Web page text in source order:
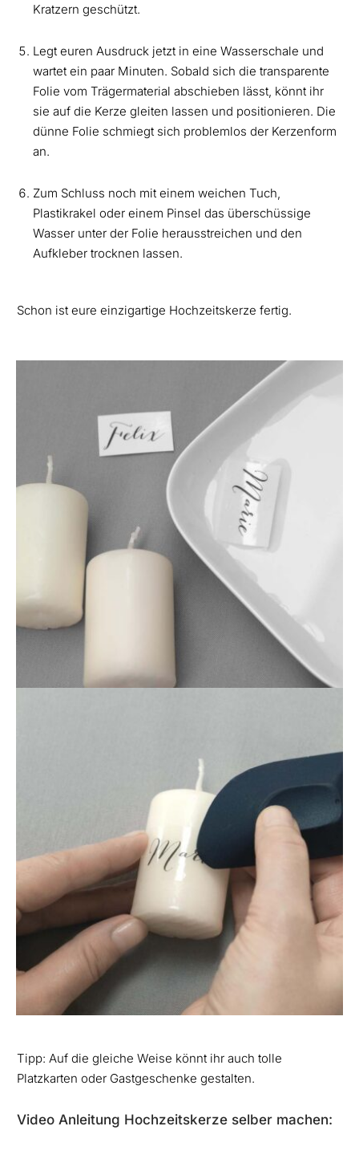
Kratzern geschützt.
Legt euren Ausdruck jetzt in eine Wasserschale und
wartet ein paar Minuten. Sobald sich die transparente
Folie vom Trägermaterial abschieben lässt, könnt ihr
sie auf die Kerze gleiten lassen und positionieren. Die
dünne Folie schmiegt sich problemlos der Kerzenform
an.
Zum Schluss noch mit einem weichen Tuch,
Plastikrakel oder einem Pinsel das überschüssige
Wasser unter der Folie herausstreichen und den
Aufkleber trocknen lassen.
Schon ist eure einzigartige Hochzeitskerze fertig.
Tipp: Auf die gleiche Weise könnt ihr auch tolle
Platzkarten oder Gastgeschenke gestalten.
Video Anleitung Hochzeitskerze selber machen: